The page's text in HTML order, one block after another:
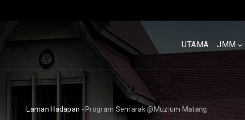
UTAMA
[BM]
UTAMA JMM
BREADCRUMB
Laman Hadapan - Program Semarak @Muzium Matang